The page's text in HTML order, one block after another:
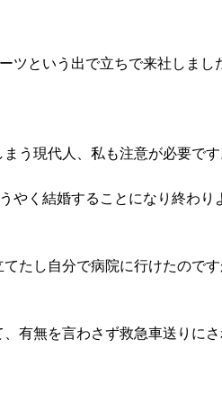
という出で立ちで来社しまし
う現代人、私も注意が必要です
く結婚することになり終わり
たし自分で病院に行けたので
有無を言わさず救急車送りに